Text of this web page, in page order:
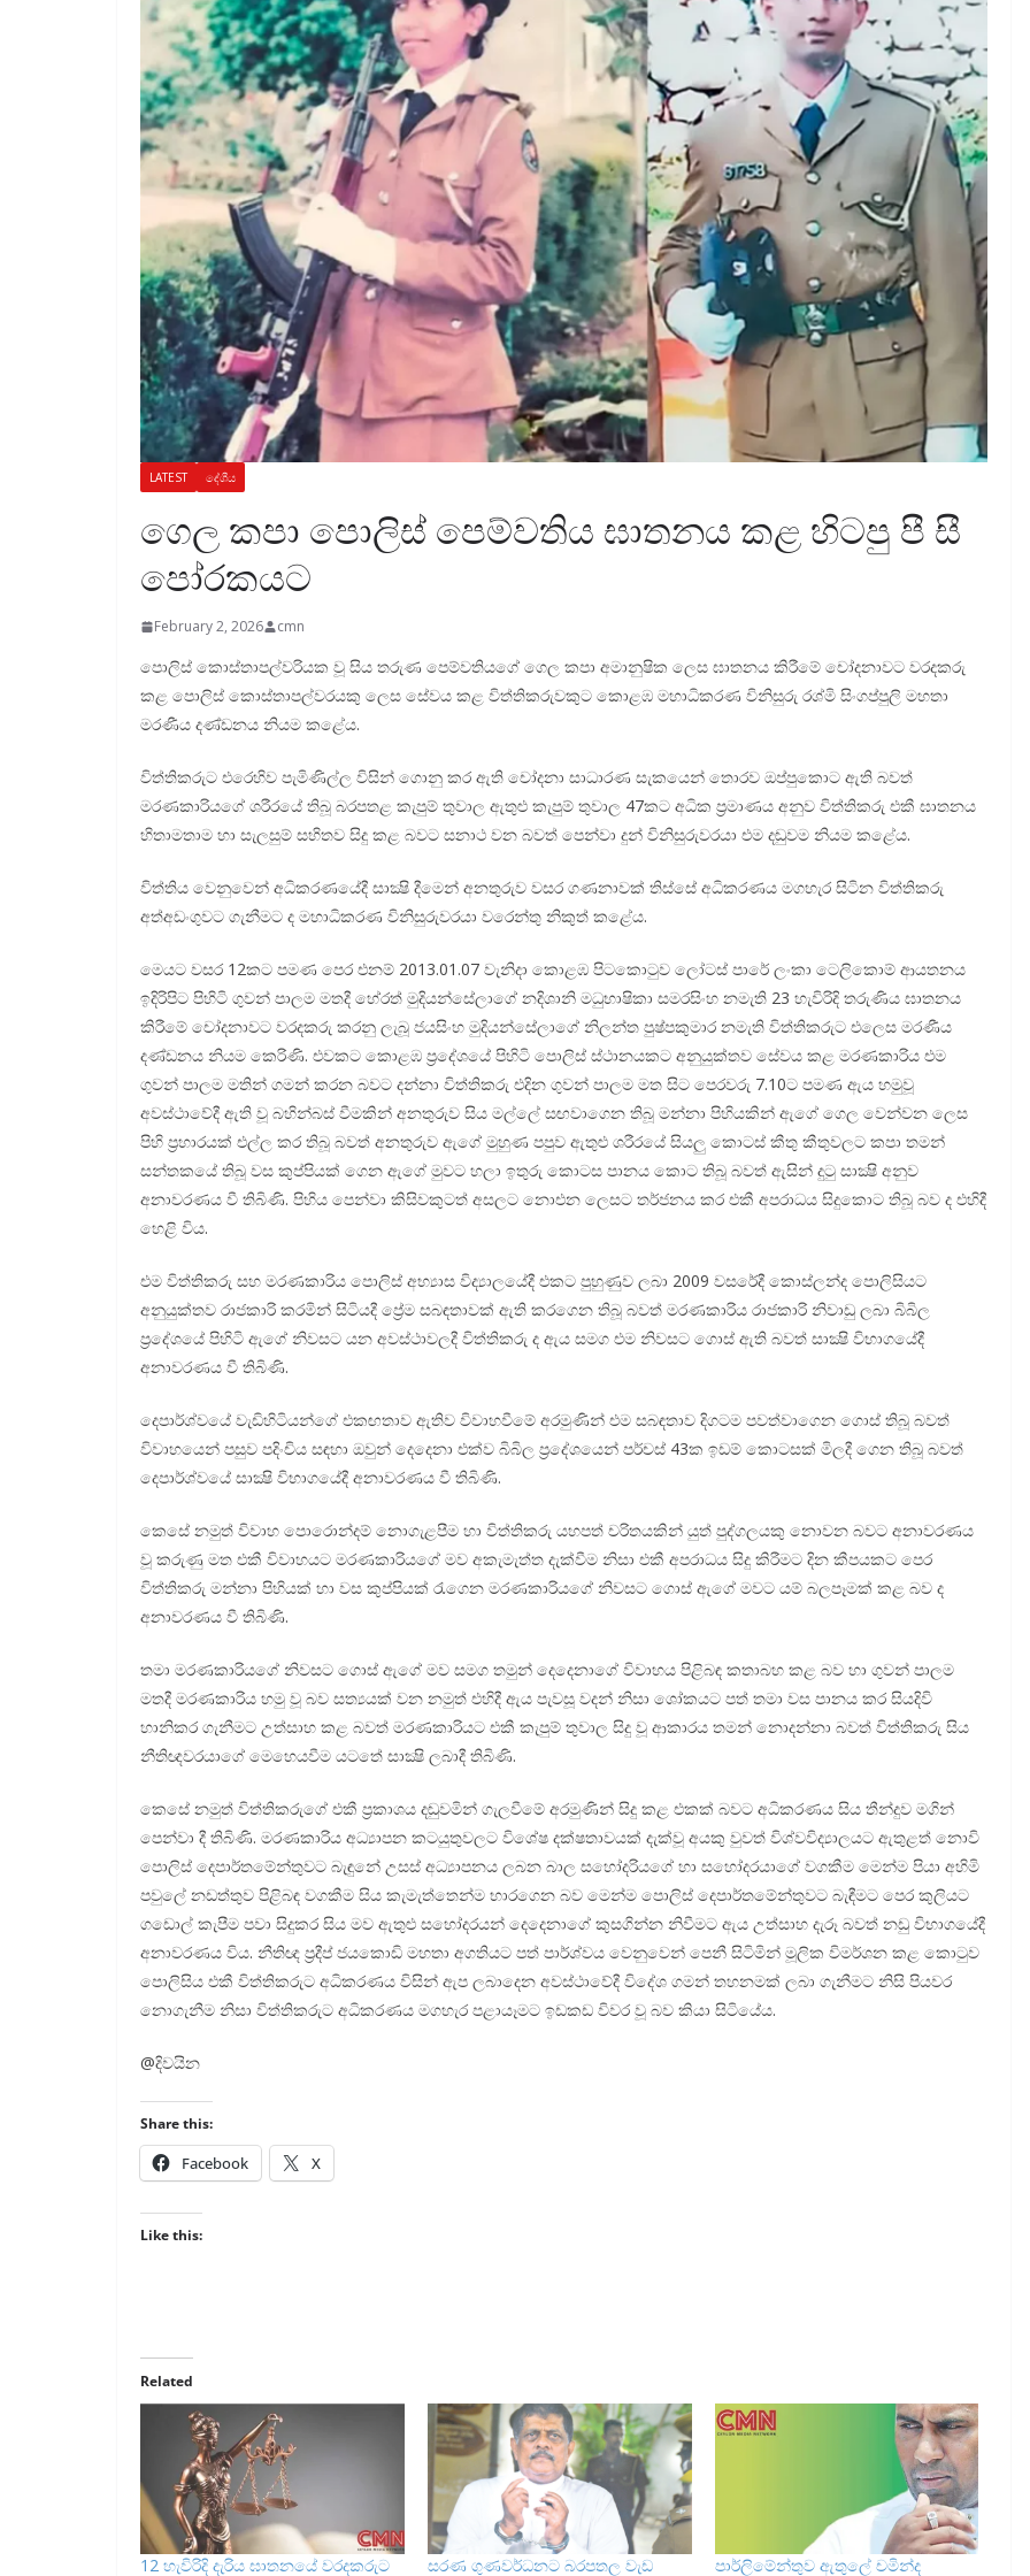
LATEST දේශීය
ගෙල කපා පොලිස් පෙම්වතිය ඝාතනය කළ හිටපු පී සී
පෝරකයට
February 2, 2026 cmn
පොලිස් කොස්තාපල්වරියක වූ සිය තරුණ පෙම්වතියගේ ගෙල කපා අමානුෂික ලෙස ඝාතනය කිරීමේ චෝදනාවට වරදකරු
කළ පොලිස් කොස්තාපල්වරයකු ලෙස සේවය කළ විත්තිකරුවකුට කොළඹ මහාධිකරණ විනිසුරු රශ්මි සිංගප්පුලි මහතා
මරණීය දණ්ඩනය නියම කළේය.
විත්තිකරුට එරෙහිව පැමිණිල්ල විසින් ගොනු කර ඇති චෝදනා සාධාරණ සැකයෙන් තොරව ඔප්පුකොට ඇති බවත්
මරණකාරියගේ ශරීරයේ තිබූ බරපතළ කැපුම් තුවාල ඇතුළු කැපුම් තුවාල 47කට අධික ප්‍රමාණය අනුව විත්තිකරු එකී ඝාතනය
හිතාමතාම හා සැලසුම් සහිතව සිදු කළ බවට සනාථ වන බවත් පෙන්වා දුන් විනිසුරුවරයා එම දඬුවම නියම කළේය.
විත්තිය වෙනුවෙන් අධිකරණයේදී සාක්‍ෂි දීමෙන් අනතුරුව වසර ගණනාවක් තිස්සේ අධිකරණය මගහැර සිටින විත්තිකරු
අත්අඩංගුවට ගැනීමට ද මහාධිකරණ විනිසුරුවරයා වරෙන්තු නිකුත් කළේය.
මෙයට වසර 12කට පමණ පෙර එනම් 2013.01.07 වැනිදා කොළඹ පිටකොටුව ලෝටස් පාරේ ලංකා ටෙලිකොම් ආයතනය
ඉදිරිපිට පිහිටි ගුවන් පාලම මතදී හේරත් මුදියන්සේලාගේ නදිශානි මධුභාෂිකා සමරසිංහ නමැති 23 හැවිරිදි තරුණිය ඝාතනය
කිරීමේ චෝදනාවට වරදකරු කරනු ලැබූ ජයසිංහ මුදියන්සේලාගේ නිලන්ත පුෂ්පකුමාර නමැති විත්තිකරුට එලෙස මරණීය
දණ්ඩනය නියම කෙරිණි. එවකට කොළඹ ප්‍රදේශයේ පිහිටි පොලිස් ස්ථානයකට අනුයුක්තව සේවය කළ මරණකාරිය එම
ගුවන් පාලම මතින් ගමන් කරන බවට දන්නා විත්තිකරු එදින ගුවන් පාලම මත සිට පෙරවරු 7.10ට පමණ ඇය හමුවූ
අවස්ථාවේදී ඇති වූ බහින්බස් වීමකින් අනතුරුව සිය මල්ලේ සඟවාගෙන තිබූ මන්නා පිහියකින් ඇගේ ගෙල වෙන්වන ලෙස
පිහි ප්‍රහාරයක් එල්ල කර තිබූ බවත් අනතුරුව ඇගේ මුහුණ පපුව ඇතුළු ශරීරයේ සියලු කොටස් කීතු කීතුවලට කපා තමන්
සන්තකයේ තිබූ වස කුප්පියක් ගෙන ඇගේ මුවට හලා ඉතුරු කොටස පානය කොට තිබූ බවත් ඇසින් දුටු සාක්‍ෂි අනුව
අනාවරණය වී තිබිණි. පිහිය පෙන්වා කිසිවකුටත් අසලට නොඑන ලෙසට තර්ජනය කර එකී අපරාධය සිදුකොට තිබූ බව ද එහිදී
හෙළි විය.
එම විත්තිකරු සහ මරණකාරිය පොලිස් අභ්‍යාස විද්‍යාලයේදී එකට පුහුණුව ලබා 2009 වසරේදී කොස්ලන්ද පොලිසියට
අනුයුක්තව රාජකාරි කරමින් සිටියදී ප්‍රේම සබඳතාවක් ඇති කරගෙන තිබූ බවත් මරණකාරිය රාජකාරි නිවාඩු ලබා බිබිල
ප්‍රදේශයේ පිහිටි ඇගේ නිවසට යන අවස්ථාවලදී විත්තිකරු ද ඇය සමග එම නිවසට ගොස් ඇති බවත් සාක්‍ෂි විභාගයේදී
අනාවරණය වී තිබිණි.
දෙපාර්ශ්වයේ වැඩිහිටියන්ගේ එකඟතාව ඇතිව විවාහවීමේ අරමුණින් එම සබඳතාව දිගටම පවත්වාගෙන ගොස් තිබූ බවත්
විවාහයෙන් පසුව පදිංචිය සඳහා ඔවුන් දෙදෙනා එක්ව බිබිල ප්‍රදේශයෙන් පර්චස් 43ක ඉඩම් කොටසක් මිලදී ගෙන තිබූ බවත්
දෙපාර්ශ්වයේ සාක්‍ෂි විභාගයේදී අනාවරණය වී තිබිණි.
කෙසේ නමුත් විවාහ පොරොන්දම් නොගැළපීම හා විත්තිකරු යහපත් චරිතයකින් යුත් පුද්ගලයකු නොවන බවට අනාවරණය
වූ කරුණු මත එකී විවාහයට මරණකාරියගේ මව අකැමැත්ත දැක්වීම නිසා එකී අපරාධය සිදු කිරීමට දින කීපයකට පෙර
විත්තිකරු මන්නා පිහියක් හා වස කුප්පියක් රැගෙන මරණකාරියගේ නිවසට ගොස් ඇගේ මවට යම් බලපෑමක් කළ බව ද
අනාවරණය වී තිබිණි.
තමා මරණකාරියගේ නිවසට ගොස් ඇගේ මව සමග තමුන් දෙදෙනාගේ විවාහය පිළිබඳ කතාබහ කළ බව හා ගුවන් පාලම
මතදී මරණකාරිය හමු වූ බව සත්‍යයක් වන නමුත් එහිදී ඇය පැවසූ වදන් නිසා ශෝකයට පත් තමා වස පානය කර සියදිවි
හානිකර ගැනීමට උත්සාහ කළ බවත් මරණකාරියට එකී කැපුම් තුවාල සිදු වූ ආකාරය තමන් නොදන්නා බවත් විත්තිකරු සිය
නීතිඥවරයාගේ මෙහෙයවීම යටතේ සාක්‍ෂි ලබාදී තිබිණි.
කෙසේ නමුත් විත්තිකරුගේ එකී ප්‍රකාශය දඬුවමින් ගැලවීමේ අරමුණින් සිදු කළ එකක් බවට අධිකරණය සිය තීන්දුව මගින්
පෙන්වා දී තිබිණි. මරණකාරිය අධ්‍යාපන කටයුතුවලට විශේෂ දක්ෂතාවයක් දැක්වූ අයකු වුවත් විශ්වවිද්‍යාලයට ඇතුළත් නොවි
පොලිස් දෙපාර්තමේන්තුවට බැඳුනේ උසස් අධ්‍යාපනය ලබන බාල සහෝදරියගේ හා සහෝදරයාගේ වගකීම මෙන්ම පියා අහිමි
පවුලේ නඩත්තුව පිළිබඳ වගකීම සිය කැමැත්තෙන්ම භාරගෙන බව මෙන්ම පොලිස් දෙපාර්තමේන්තුවට බැඳීමට පෙර කුලියට
ගඩොල් කැපීම පවා සිදුකර සිය මව ඇතුළු සහෝදරයන් දෙදෙනාගේ කුසගින්න නිවීමට ඇය උත්සාහ දැරූ බවත් නඩු විභාගයේදී
අනාවරණය විය. නීතිඥ ප්‍රදීප් ජයකොඩි මහතා අගතියට පත් පාර්ශ්වය වෙනුවෙන් පෙනී සිටිමින් මූලික විමර්ශන කළ කොටුව
පොලිසිය එකී විත්තිකරුට අධිකරණය විසින් ඇප ලබාදෙන අවස්ථාවේදී විදේශ ගමන් තහනමක් ලබා ගැනීමට නිසි පියවර
නොගැනීම නිසා විත්තිකරුට අධිකරණය මගහැර පළායෑමට ඉඩකඩ විවර වූ බව කියා සිටියේය.
@දිවයින
Share this:
Facebook X
Like this:
Related
12 හැවිරිදි දැරිය ඝාතනයේ වරදකරුට
සරණ ගුණවර්ධනට බරපතල වැඩ
පාර්ලිමේන්තුව ඇතුලේ චමින්ද